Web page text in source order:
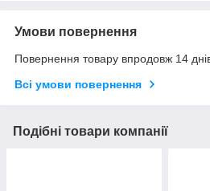
Умови повернення
Повернення товару впродовж 14
Всі умови повернення
Подібні товари компанії